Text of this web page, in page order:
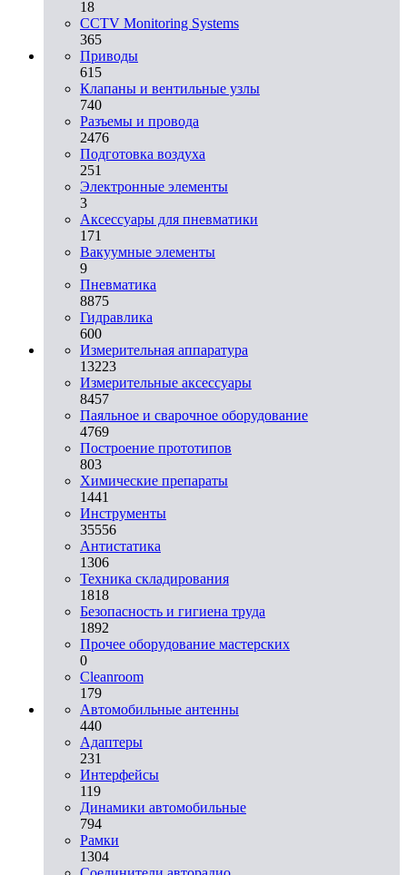
18
CCTV Monitoring Systems
365
Приводы
615
Клапаны и вентильные узлы
740
Разъемы и провода
2476
Подготовка воздуха
251
Электронные элементы
3
Аксессуары для пневматики
171
Вакуумные элементы
9
Пневматика
8875
Гидравлика
600
Измерительная аппаратура
13223
Измерительные аксессуары
8457
Паяльное и сварочное оборудование
4769
Построение прототипов
803
Химические препараты
1441
Инструменты
35556
Aнтистатика
1306
Техника складирования
1818
Безопасность и гигиена труда
1892
Прочее оборудование мастерских
0
Cleanroom
179
Автомобильные антенны
440
Адаптеры
231
Интерфейсы
119
Динамики автомобильные
794
Рамки
1304